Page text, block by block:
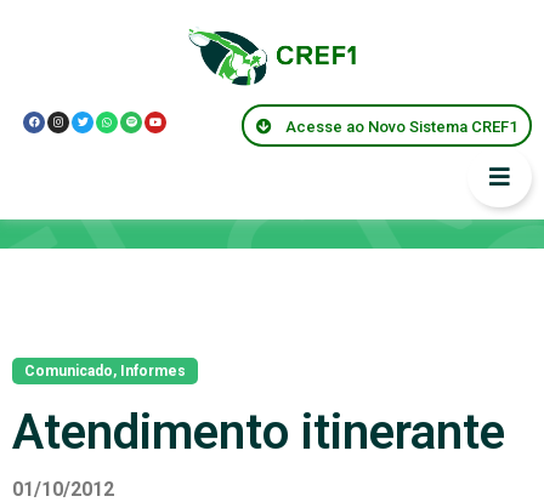
Acesse ao Novo Sistema CREF1
Comunicado, Informes
Atendimento itinerante
01/10/2012